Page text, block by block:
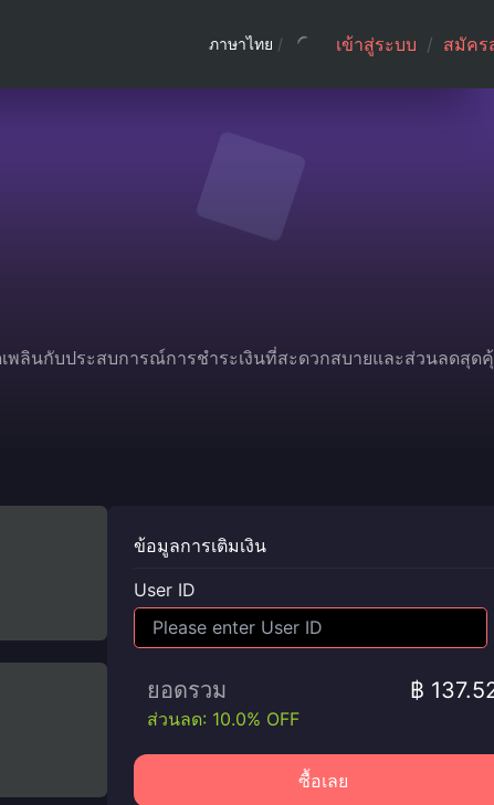
ภาษาไทย / เข้าสู่ระบบ / สมัคร
พลินกับประสบการณ์การชำระเงินที่สะดวกสบายและส่วนลดสุด
ข้อมูลการเติมเงิน
User ID
ยอดรวม ฿
ส่วนลด: 10.0% OFF
ซื้อเลย